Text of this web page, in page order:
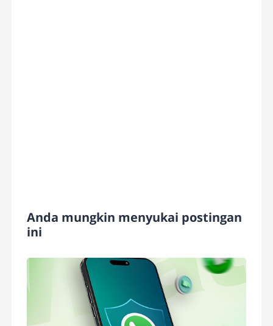
Anda mungkin menyukai postingan
ini